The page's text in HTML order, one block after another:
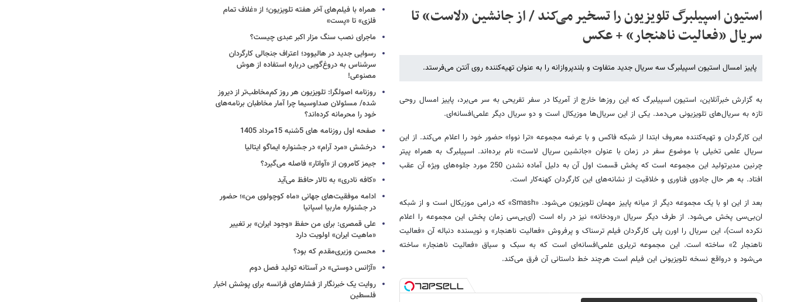
استیون اسپیلبرگ تلویزیون را تسخیر می‌کند / از جانشین «لاست» تا
سریال «فعالیت ناهنجار» + عکس
پاییز امسال استیون اسپیلبرگ سه سریال جدید متفاوت و بلندپروازانه را به عنوان تهیه‌کننده روی آنتن می‌فرستد.
به گزارش خبرآنلاین، استیون اسپیلبرگ که این روزها خارج از آمریکا در سفر تفریحی به سر می‌برد، پاییز امسال روحی
تازه به سریال‌های تلویزیونی می‌دمد. یکی از این سریال‌ها موزیکال است و دو سریال دیگر علمی‌افسانه‌ای.
این کارگردان و تهیه‌کننده معروف ابتدا از شبکه فاکس و با عرضه مجموعه «ترا نووا» حضور خود را اعلام می‌کند. از این
سریال علمی تخیلی با موضوع سفر در زمان با عنوان «جانشین سریال لاست» نام برده‌اند. اسپیلبرگ به همراه پیتر
چرنین مدیرتولید این مجموعه است که پخش قسمت اول آن به دلیل آماده نشدن 250 مورد جلوه‌های ویژه آن عقب
افتاد. به هر حال جادوی فناوری و خلاقیت از نشانه‌های این کارگردان کهنه‌کار است.
بعد از این او با یک مجموعه دیگر از میانه پاییز مهمان تلویزیون می‌شود. «Smash» که درامی موزیکال است و از شبکه
ان‌بی‌سی پخش می‌شود. از طرف دیگر سریال «رودخانه» نیز در راه است (ای‌بی‌سی زمان پخش این مجموعه را اعلام
نکرده است)، این سریال را اورن پلی کارگردان فیلم ترسناک و پرفروش «فعالیت ناهنجار» و نویسنده دنباله آن «فعالیت
ناهنجار 2» ساخته است. این مجموعه تریلری علمی‌افسانه‌ای است که به سبک و سیاق «فعالیت ناهنجار» ساخته
می‌شود و درواقع نسخه تلویزیونی این فیلم است هرچند خط داستانی آن فرق می‌کند.
همراه با فیلم‌های آخر هفته تلویزیون؛ از «غلاف تمام
فلزی» تا «پست»
ماجرای نصب سنگ مزار اکبر عبدی چیست؟
رسوایی جدید در هالیوود؛ اعتراف جنجالی کارگردان
سرشناس به دروغ‌گویی درباره استفاده از هوش
مصنوعی!
روزنامه اصولگرا: تلویزیون هر روز کم‌مخاطب‌تر از دیروز
شده/ مسئولان صداوسیما چرا آمار مخاطبان برنامه‌های
خود را محرمانه کرده‌اند؟
صفحه اول روزنامه های 5شنبه 15مرداد 1405
درخشش «مرد آرام» در جشنواره ایماگو ایتالیا
جیمز کامرون از «آواتار» فاصله می‌گیرد؟
«کافه نادری» به تالار حافظ می‌آید
ادامه موفقیت‌های جهانی «ماه کوچولوی من»؛ حضور
در جشنواره ماربیا اسپانیا
علی قمصری: برای من حفظ «وجود ایران» بر تغییر
«ماهیت ایران» اولویت دارد
محسن وزیری‌مقدم که بود؟
«آژانس دوستی» در آستانه تولید فصل دوم
روایت یک خبرنگار از فشارهای فرانسه برای پوشش اخبار
فلسطین